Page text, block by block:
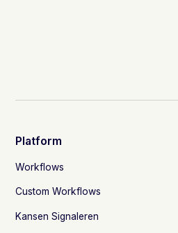
Platform
Workflows
Custom Workflows
Kansen Signaleren